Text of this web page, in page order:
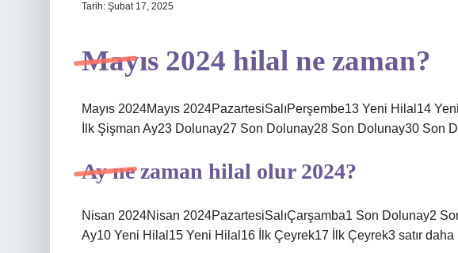
Tarih: Şubat 17, 2025
Mayıs 2024 hilal ne zaman?
Mayıs 2024Mayıs 2024PazartesiSalıPerşembe13 Yeni Hilal14
İlk Şişman Ay23 Dolunay27 Son Dolunay28 Son Dolunay30 Son
Ay ne zaman hilal olur 2024?
Nisan 2024Nisan 2024PazartesiSalıÇarşamba1 Son Dolunay2
Ay10 Yeni Hilal15 Yeni Hilal16 İlk Çeyrek17 İlk Çeyrek3 satır daha